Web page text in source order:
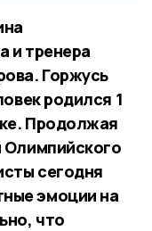
и тренера
Горжусь
родился 1
Продолжая
Олимпийского
сегодня
эмоции на
что